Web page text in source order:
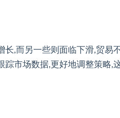
,而另一些则面临下滑,贸易
市场数据,更好地调整策略,